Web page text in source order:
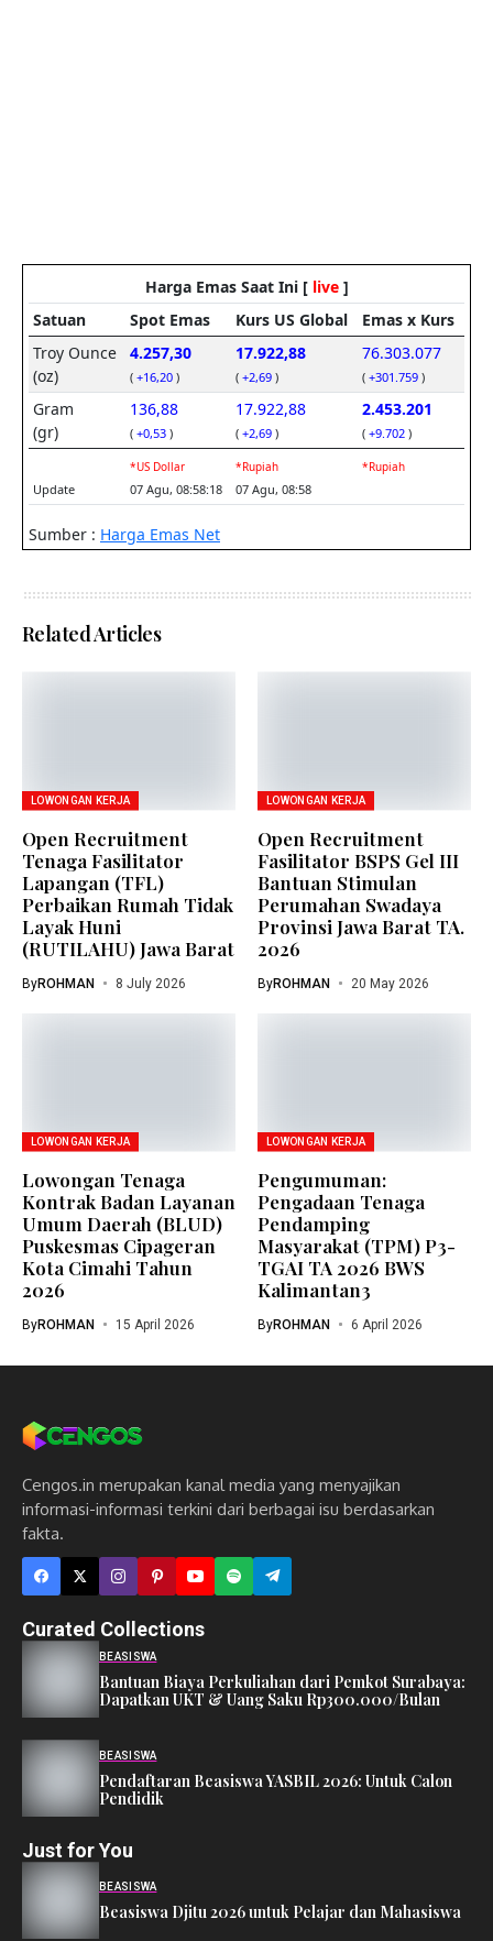
Related Articles
LOWONGAN KERJA
Open Recruitment
Tenaga Fasilitator
Lapangan (TFL)
Perbaikan Rumah Tidak
Layak Huni
(RUTILAHU) Jawa Barat
ByROHMAN 8 July 2026
LOWONGAN KERJA
Open Recruitment
Fasilitator BSPS Gel III
Bantuan Stimulan
Perumahan Swadaya
Provinsi Jawa Barat TA.
2026
ByROHMAN 20 May 2026
LOWONGAN KERJA
Lowongan Tenaga
Kontrak Badan Layanan
Umum Daerah (BLUD)
Puskesmas Cipageran
Kota Cimahi Tahun
2026
ByROHMAN 15 April 2026
LOWONGAN KERJA
Pengumuman:
Pengadaan Tenaga
Pendamping
Masyarakat (TPM) P3-
TGAI TA 2026 BWS
Kalimantan3
ByROHMAN 6 April 2026
Cengos.in merupakan kanal media yang menyajikan
informasi-informasi terkini dari berbagai isu berdasarkan
fakta.
Curated Collections
BEASISWA
Bantuan Biaya Perkuliahan dari Pemkot Surabaya:
Dapatkan UKT & Uang Saku Rp300.000/Bulan
BEASISWA
Pendaftaran Beasiswa YASBIL 2026: Untuk Calon
Pendidik
Just for You
BEASISWA
Beasiswa Djitu 2026 untuk Pelajar dan Mahasiswa